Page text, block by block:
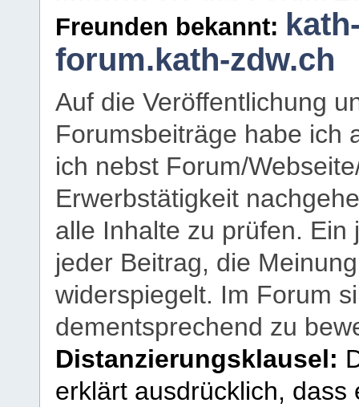
Freunden bekannt:
forum.kath-zdw.ch
Auf die Veröffentlichung
Forumsbeiträge habe ich
ich nebst Forum/
Erwerbstätigkeit
alle Inhalte zu prüfen.
jeder Beitrag, die
widerspiegelt. Im Forum
dementsprechend zu
Distanzierungsklausel:
erklärt ausdrücklich,